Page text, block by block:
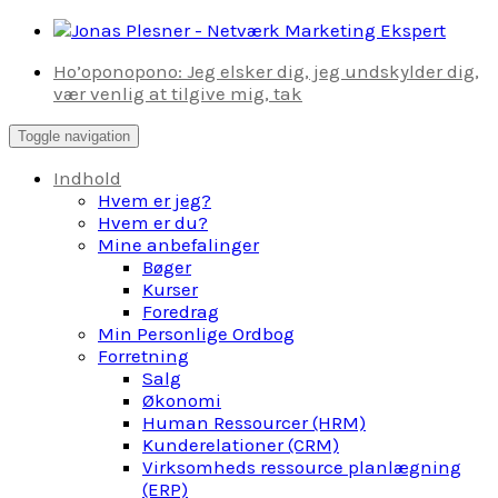
Skip
contentHo’oponopono: Jeg elsker dig, jeg undskylder dig,
vær venlig at tilgive mig, tak
Toggle navigation
Indhold
Hvem er jeg?
Hvem er du?
Mine anbefalinger
Bøger
Kurser
Foredrag
Min Personlige Ordbog
Forretning
Salg
Økonomi
Human Ressourcer (HRM)
Kunderelationer (CRM)
Virksomheds ressource planlægning
(ERP)